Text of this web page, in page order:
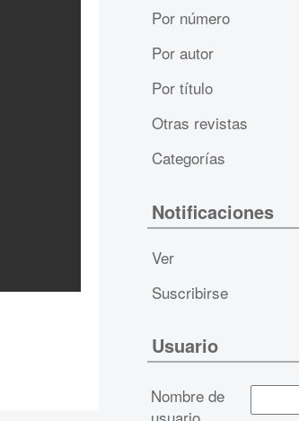
Por número
Por autor
Por título
Otras revistas
Categorías
Notificaciones
Ver
Suscribirse
Usuario
Nombre de